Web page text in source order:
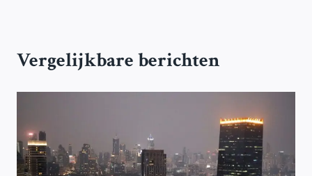
Vergelijkbare berichten